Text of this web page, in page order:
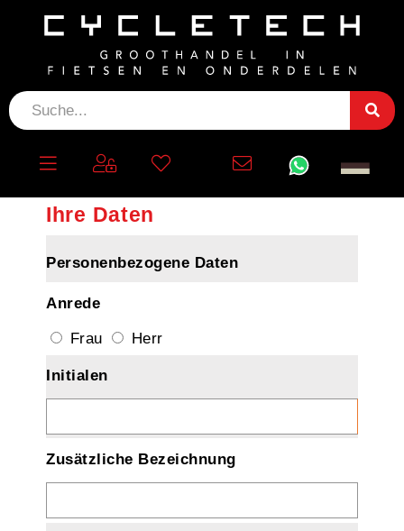
Ihre Daten
Personenbezogene Daten
Anrede
Frau Herr
Initialen
Zusätzliche Bezeichnung